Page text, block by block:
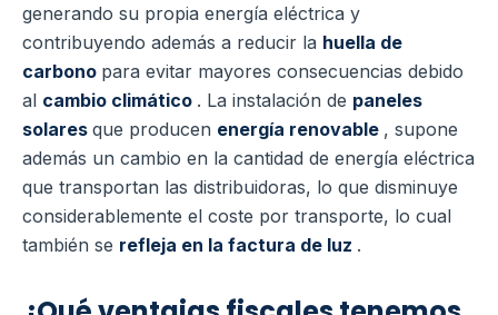
generando su propia energía eléctrica y
contribuyendo además a reducir la huella de
carbono para evitar mayores consecuencias debido
al cambio climático . La instalación de paneles
solares que producen energía renovable , supone
además un cambio en la cantidad de energía eléctrica
que transportan las distribuidoras, lo que disminuye
considerablemente el coste por transporte, lo cual
también se refleja en la factura de luz .